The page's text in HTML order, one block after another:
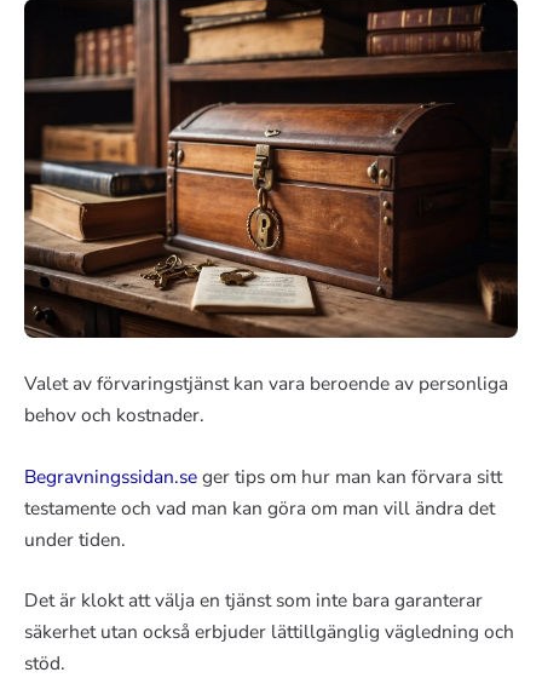
Valet av förvaringstjänst kan vara beroende av personliga
behov och kostnader.
Begravningssidan.seger tips om hur man kan förvara sitt
testamente och vad man kan göra om man vill ändra det
under tiden.
Det är klokt att välja en tjänst som inte bara garanterar
säkerhet utan också erbjuder lättillgänglig vägledning och
stöd.